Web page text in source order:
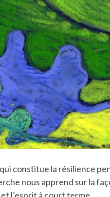
constitue la résilience
nous apprend sur la